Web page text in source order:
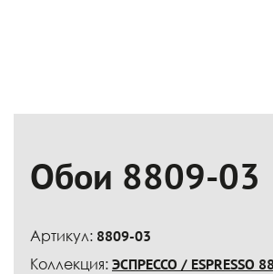
Обои 8809-03
Артикул: 8809-03
Коллекция: ЭСПРЕССО / ESPRESSO